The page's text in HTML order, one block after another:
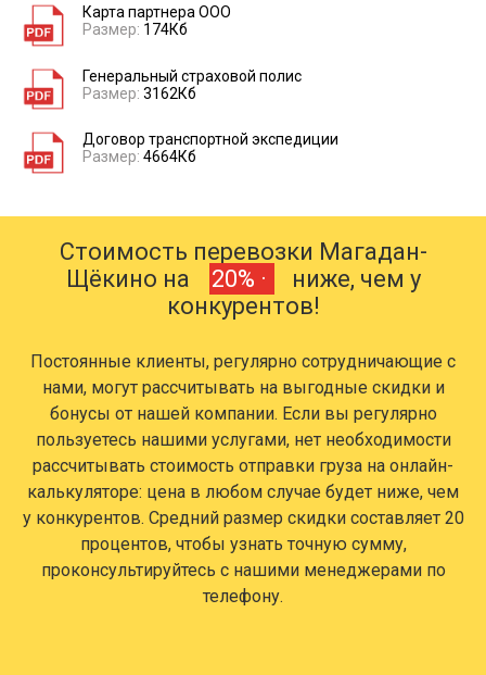
Карта партнера ООО
Размер: 174Кб
Генеральный страховой полис
Размер: 3162Кб
Договор транспортной экспедиции
Размер: 4664Кб
Стоимость перевозки Магадан-
Щёкино на
20% ·
ниже, чем у
конкурентов!
Постоянные клиенты, регулярно сотрудничающие с
нами, могут рассчитывать на выгодные скидки и
бонусы от нашей компании. Если вы регулярно
пользуетесь нашими услугами, нет необходимости
рассчитывать стоимость отправки груза на онлайн-
калькуляторе: цена в любом случае будет ниже, чем
у конкурентов. Средний размер скидки составляет 20
процентов, чтобы узнать точную сумму,
проконсультируйтесь с нашими менеджерами по
телефону.